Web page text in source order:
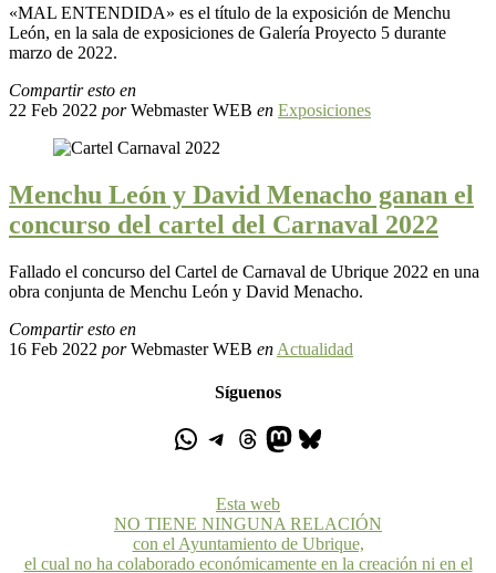
«MAL ENTENDIDA» es el título de la exposición de Menchu
León, en la sala de exposiciones de Galería Proyecto 5 durante
marzo de 2022.
Compartir esto en
22 Feb 2022 porWebmaster WEB en Exposiciones
Menchu León y David Menacho ganan el
concurso del cartel del Carnaval 2022
Fallado el concurso del Cartel de Carnaval de Ubrique 2022 en una
obra conjunta de Menchu León y David Menacho.
Compartir esto en
16 Feb 2022 porWebmaster WEB en Actualidad
Síguenos
Esta web
NO TIENE NINGUNA RELACIÓN
con el Ayuntamiento de Ubrique,
el cual no ha colaborado económicamente en la creación ni en el